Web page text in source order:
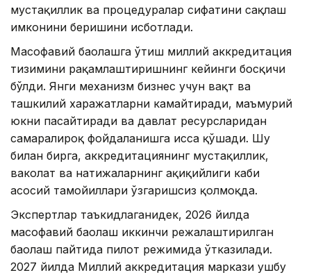
мустақиллик ва процедуралар сифатини сақлаш
имконини беришини исботлади.
Масофавий баҳолашга ўтиш миллий аккредитация
тизимини рақамлаштиришнинг кейинги босқичи
бўлди. Янги механизм бизнес учун вақт ва
ташкилий харажатларни камайтиради, маъмурий
юкни пасайтиради ва давлат ресурсларидан
самаралироқ фойдаланишга ҳисса қўшади. Шу
билан бирга, аккредитациянинг мустақиллик,
ваколат ва натижаларнинг ҳақиқийлиги каби
асосий тамойиллари ўзгаришсиз қолмоқда.
Экспертлар таъкидлаганидек, 2026 йилда
масофавий баҳолаш иккинчи режалаштирилган
баҳолаш пайтида пилот режимида ўтказилади.
2027 йилда Миллий аккредитация маркази ушбу